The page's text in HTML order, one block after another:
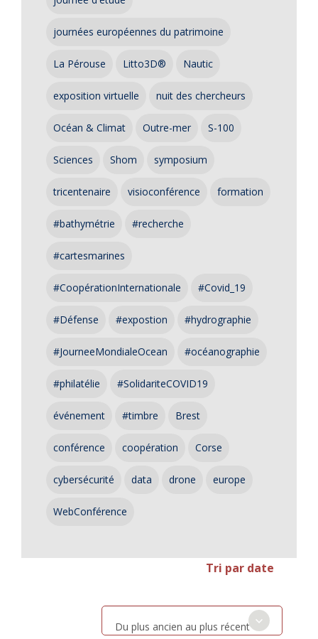
journées européennes du patrimoine
La Pérouse Litto3D® Nautic
exposition virtuelle nuit des chercheurs
Océan & Climat Outre-mer S-100
Sciences Shom symposium
tricentenaire visioconférence formation
#bathymétrie #recherche
#cartesmarines
#CoopérationInternationale #Covid_19
#Défense #expostion #hydrographie
#JourneeMondialeOcean #océanographie
#philatélie #SolidariteCOVID19
événement #timbre Brest
conférence coopération Corse
cybersécurité data drone europe
WebConférence
Tri par date
Du plus ancien au plus récent